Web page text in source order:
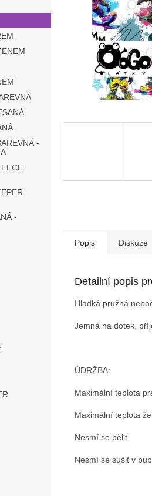
-
-
Popis Diskuze
Detailní popis
Hladká pružná
Jemná na dotek,
ÚDRŽBA:
Maximální teplota
Maximální teplota
Nesmí se bělit
Nesmí se sušit v